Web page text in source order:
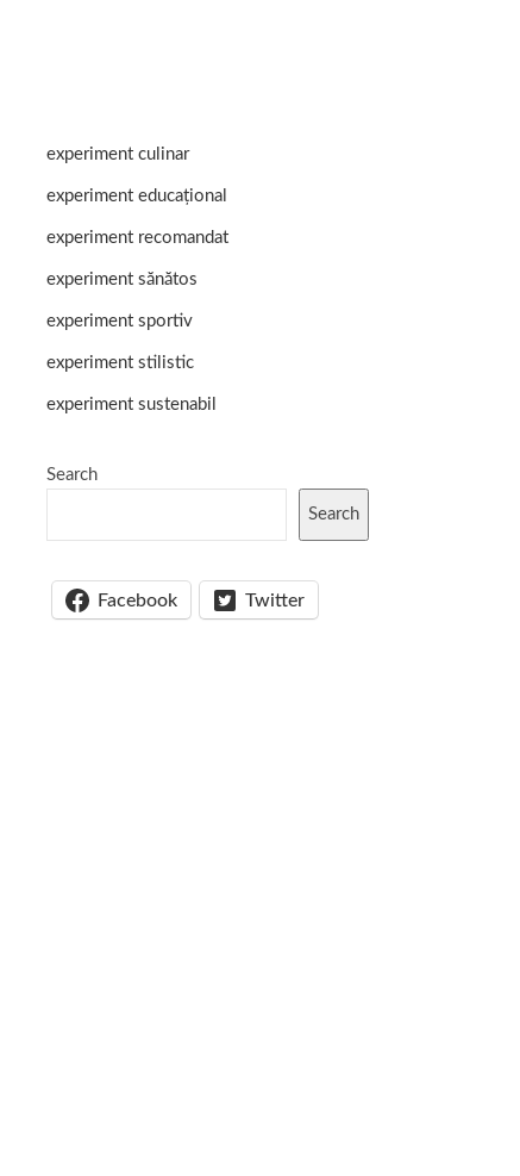
experiment culinar
experiment educațional
experiment recomandat
experiment sănătos
experiment sportiv
experiment stilistic
experiment sustenabil
Search
Search
Facebook Twitter